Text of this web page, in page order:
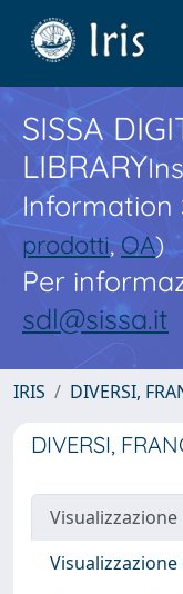
SISSA
LIBRARY
Information
prodotti,OA)
Per
sdl@sissa.it
IRIS DIVERSI,
DIVERSI,